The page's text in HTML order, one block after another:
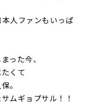
本人ファンもいっぱ
った今、
くて
。
ムギョプサル！！